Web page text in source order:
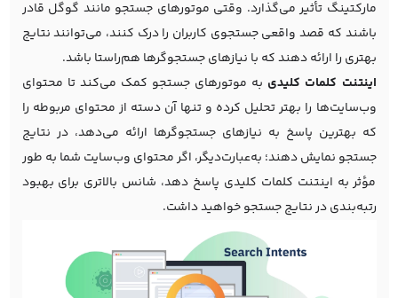
مارکتینگ تأثیر می‌گذارد. وقتی موتورهای جستجو مانند گوگل قادر
باشند که قصد واقعی جستجوی کاربران را درک کنند، می‌توانند نتایج
بهتری را ارائه دهند که با نیازهای جستجوگرها هم‌راستا باشد.
اینتنت کلمات کلیدی به موتورهای جستجو کمک می‌کند تا محتوای
وب‌سایت‌ها را بهتر تحلیل کرده و تنها آن دسته از محتوای مربوطه را
که بهترین پاسخ به نیازهای جستجوگرها ارائه می‌دهد، در نتایج
جستجو نمایش دهند؛ به‌عبارت‌دیگر، اگر محتوای وب‌سایت شما به طور
مؤثر به اینتنت کلمات کلیدی پاسخ دهد، شانس بالاتری برای بهبود
رتبه‌بندی در نتایج جستجو خواهید داشت.